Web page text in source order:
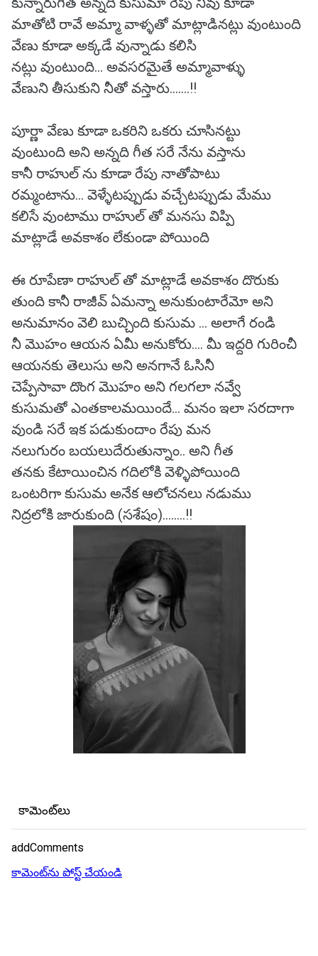
మాతోటి రావే అమ్మా వాళ్ళతో మాట్లాడినట్లు వుంటుంది
వేణు కూడా అక్కడే వున్నాడు కలిసి
నట్లు వుంటుంది... అవసరమైతే అమ్మావాళ్ళు
వేణుని తీసుకుని నీతో వస్తారు.......!!
పూర్ణా వేణు కూడా ఒకరిని ఒకరు చూసినట్టు
వుంటుంది అని అన్నది గీత సరే నేను వస్తాను
కానీ రాహుల్ ను కూడా రేపు నాతోపాటు
రమ్మంటాను... వెళ్ళేటప్పుడు వచ్చేటప్పుడు మేము
కలిసే వుంటాము రాహుల్ తో మనసు విప్పి
మాట్లాడే అవకాశం లేకుండా పోయింది
ఈ రూపేణా రాహుల్ తో మాట్లాడే అవకాశం దొరుకు
తుంది కానీ రాజీవ్ ఏమన్నా అనుకుంటారేమో అని
అనుమానం వెలి బుచ్చింది కుసుమ ... అలాగే రండి
నీ మొహం ఆయన ఏమీ అనుకోరు.... మీ ఇద్దరి గురించీ
ఆయనకు తెలుసు అని అనగానే ఓసినీ
చెప్పేసావా దొంగ మొహం అని గలగలా నవ్వే
కుసుమతో ఎంతకాలమయిందే... మనం ఇలా సరదాగా
వుండి సరే ఇక పడుకుందాం రేపు మన
నలుగురం బయలుదేరుతున్నాం.. అని గీత
తనకు కేటాయించిన గదిలోకి వెళ్ళిపోయింది
ఒంటరిగా కుసుమ అనేక ఆలోచనలు నడుము
నిద్రలోకి జారుకుంది (సశేషం)........!!
కామెంట్‌లు
addComments
కామెంట్‌ను పోస్ట్ చేయండి